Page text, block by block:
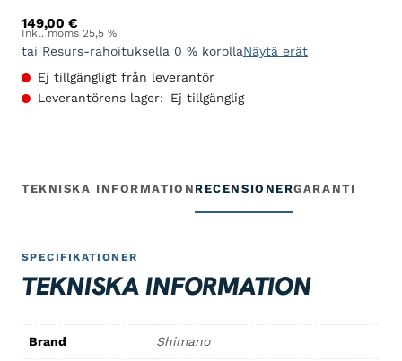
149,00 €
Inkl. moms 25,5 %
tai Resurs-rahoituksella 0 % korollaNäytä erät
Ej tillgängligt från leverantör
Leverantörens lager:
Ej tillgänglig
TEKNISKA INFORMATION RECENSIONERGARANTI
SPECIFIKATIONER
TEKNISKA INFORMATION
Brand Shimano